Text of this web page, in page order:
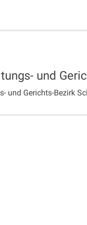
und
und Gerichts-Bezirk